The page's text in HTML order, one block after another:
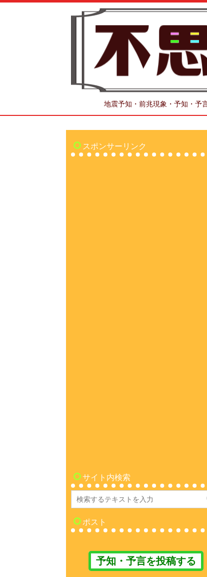
地震予知・前兆現象・予知・予
スポンサーリンク
サイト内検索
ポスト
予知・予言を投稿する